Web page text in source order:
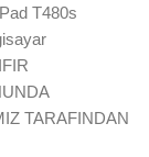
T480s
TARAFINDAN